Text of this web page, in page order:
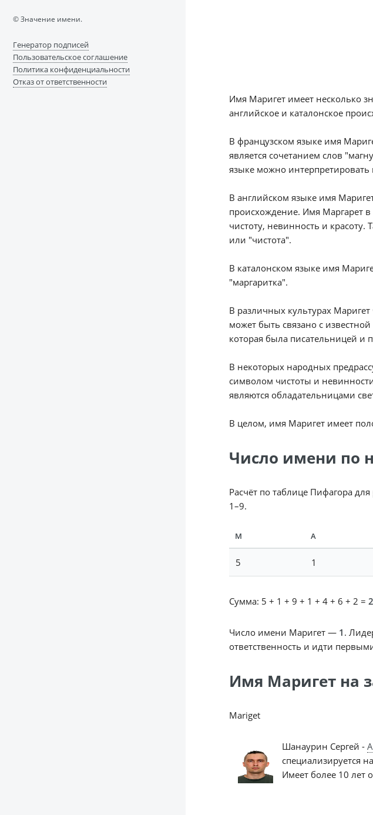
Имя Маригет имеет несколько
английское и каталонское
В французском языке имя
является сочетанием слов
языке можно интерпретировать
В английском языке имя
происхождение. Имя Маргарет в
чистоту, невинность и
или "чистота".
В каталонском языке имя
"маргаритка".
В различных культурах
может быть связано с
которая была писательницей и
В некоторых народных
символом чистоты и
являются обладательницами
В целом, имя Маригет имеет
Число имени по
Расчёт по таблице Пифагора
1–9.
М А
5 1
Сумма: 5 + 1 + 9 + 1 + 4 + 6 + 2 =
Число имени Маригет — 1 .
ответственность и идти
Имя Маригет на
Mariget
Шанаурин Сергей -
специализируется
Имеет более 10 лет
© Значение имени.
Генератор подписей
Пользовательское соглашение
Политика конфиденциальности
Отказ от ответственности